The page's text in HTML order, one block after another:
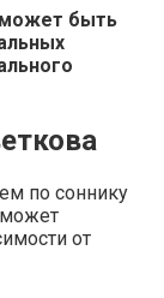
может быть
по соннику
может
от